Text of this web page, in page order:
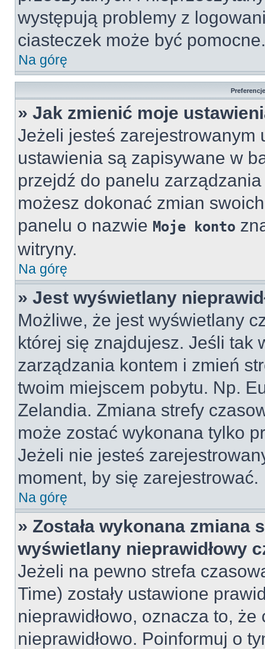
występują problemy z
ciasteczek może być pomocne.
Na górę
» Jak zmienić moje
Jeżeli jesteś zarejestrowanym
ustawienia są zapisywane w
przejdź do panelu
możesz dokonać zmian
panelu o nazwie Moje konto
witryny.
Na górę
» Jest wyświetlany
Możliwe, że jest wyświetlany
której się znajdujesz. Jeśli tak
zarządzania kontem i zmień
twoim miejscem pobytu. Np.
Zelandia. Zmiana strefy
może zostać wykonana tylko
Jeżeli nie jesteś
moment, by się zarejestrować.
Na górę
» Została wykonana zmiana
wyświetlany nieprawidłowy
Jeżeli na pewno strefa
Time) zostały ustawione
nieprawidłowo, oznacza to,
nieprawidłowo. Poinformuj o